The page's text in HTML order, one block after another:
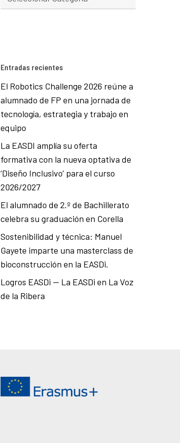
Entradas recientes
El Robotics Challenge 2026 reúne a
alumnado de FP en una jornada de
tecnología, estrategia y trabajo en
equipo
La EASDI amplía su oferta
formativa con la nueva optativa de
‘Diseño Inclusivo’ para el curso
2026/2027
El alumnado de 2.º de Bachillerato
celebra su graduación en Corella
Sostenibilidad y técnica: Manuel
Gayete imparte una masterclass de
bioconstrucción en la EASDi.
Logros EASDi — La EASDi en La Voz
de la Ribera